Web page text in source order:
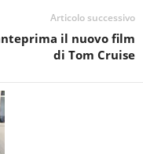
Articolo successivo
il nuovo film
di Tom Cruise